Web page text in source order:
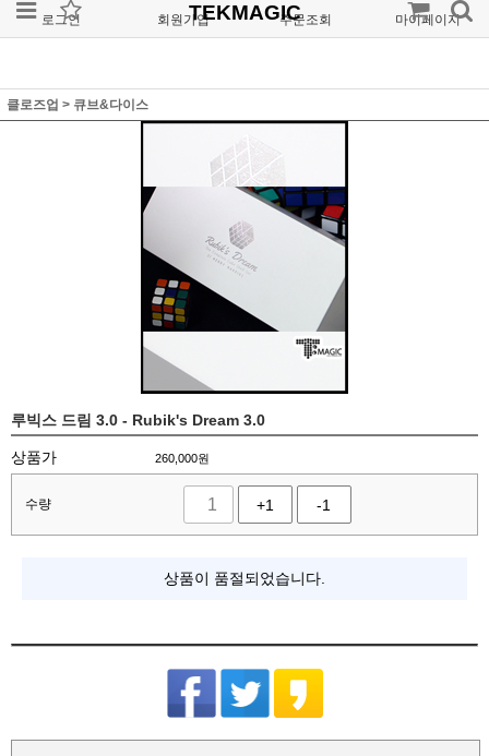
로그인 회원가입 주문조회 마이페이지
TEKMAGIC
클로즈업 > 큐브&다이스
루빅스 드림 3.0 - Rubik's Dream 3.0
상품가 260,000원
수량 +1 -1
상품이 품절되었습니다.